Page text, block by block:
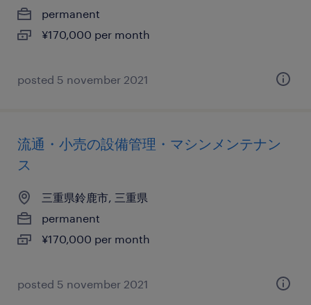
permanent
¥170,000 per month
posted 5 november 2021
流通・小売の設備管理・マシンメンテナン
ス
三重県鈴鹿市, 三重県
permanent
¥170,000 per month
posted 5 november 2021